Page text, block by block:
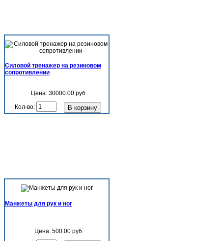
Силовой тренажер на резиновом
сопротивлении
Цена:30000.00 руб
Кол-во:
Манжеты для рук и ног
Цена:500.00 руб